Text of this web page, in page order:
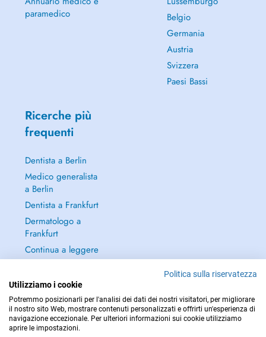
paramedico
Belgio
Germania
Austria
Svizzera
Paesi Bassi
Ricerche più
frequenti
Dentista a Berlin
Medico generalista
a Berlin
Dentista a Frankfurt
Dermatologo a
Frankfurt
Continua a leggere
→
PER LE URGENZE, CONSULTARE : 112
Politica sulla riservatezza
Utilizziamo i cookie
Potremmo posizionarli per l'analisi dei dati dei nostri visitatori, per migliorare
il nostro sito Web, mostrare contenuti personalizzati e offrirti un'esperienza di
navigazione eccezionale. Per ulteriori informazioni sui cookie utilizziamo
aprire le impostazioni.